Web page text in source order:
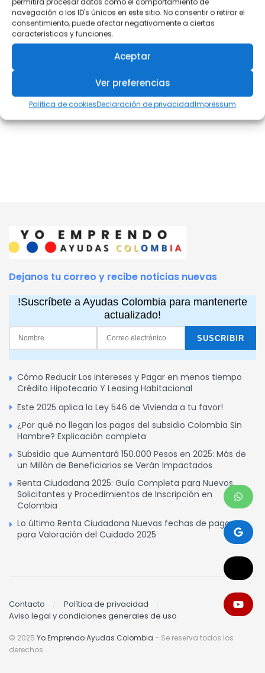
navegación o los ID's únicos en este sitio. No consentir o retirar el
consentimiento, puede afectar negativamente a ciertas
características y funciones.
Aceptar
Ver preferencias
Política de cookiesDeclaración de privacidadImpressum
Dejanos tu correo y recibe noticias nuevas
!Suscríbete a Ayudas Colombia para mantenerte
actualizado!
Cómo Reducir Los intereses y Pagar en menos tiempo
Crédito Hipotecario Y Leasing Habitacional
Este 2025 aplica la Ley 546 de Vivienda a tu favor!
¿Por qué no llegan los pagos del subsidio Colombia Sin
Hambre? Explicación completa
Subsidio que Aumentará 150.000 Pesos en 2025: Más de
un Millón de Beneficiarios se Verán Impactados
Renta Ciudadana 2025: Guía Completa para Nuevos
Solicitantes y Procedimientos de Inscripción en
Colombia
Lo último Renta Ciudadana Nuevas fechas de pagos
para Valoración del Cuidado 2025
Contacto
Política de privacidad
Aviso legal y condiciones generales de uso
© 2025 Yo Emprendo Ayudas Colombia - Se reserva todos los
derechos